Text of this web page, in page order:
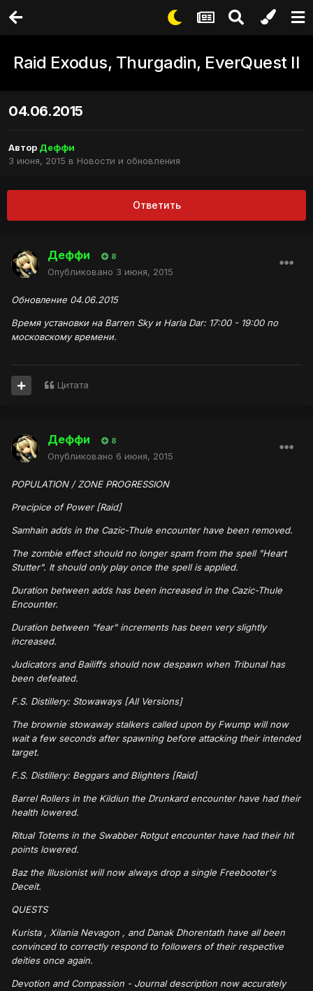
Raid Exodus, Thurgadin, EverQuest II
04.06.2015
Автор Деффи
3 июня, 2015 в Новости и обновления
Ответить
Деффи 8
Опубликовано 3 июня, 2015
Обновление 04.06.2015
Время установки на Barren Sky и Harla Dar: 17:00 - 19:00 по
московскому времени.
Цитата
Деффи 8
Опубликовано 6 июня, 2015
POPULATION / ZONE PROGRESSION
Precipice of Power [Raid]
Samhain adds in the Cazic-Thule encounter have been removed.
The zombie effect should no longer spam from the spell "Heart
Stutter". It should only play once the spell is applied.
Duration between adds has been increased in the Cazic-Thule
Encounter.
Duration between "fear" increments has been very slightly
increased.
Judicators and Bailiffs should now despawn when Tribunal has
been defeated.
F.S. Distillery: Stowaways [All Versions]
The brownie stowaway stalkers called upon by Fwump will now
wait a few seconds after spawning before attacking their intended
target.
F.S. Distillery: Beggars and Blighters [Raid]
Barrel Rollers in the Kildiun the Drunkard encounter have had their
health lowered.
Ritual Totems in the Swabber Rotgut encounter have had their hit
points lowered.
Baz the Illusionist will now always drop a single Freebooter's
Deceit.
QUESTS
Kurista , Xilania Nevagon , and Danak Dhorentath have all been
convinced to correctly respond to followers of their respective
deities once again.
Devotion and Compassion - Journal description now accurately